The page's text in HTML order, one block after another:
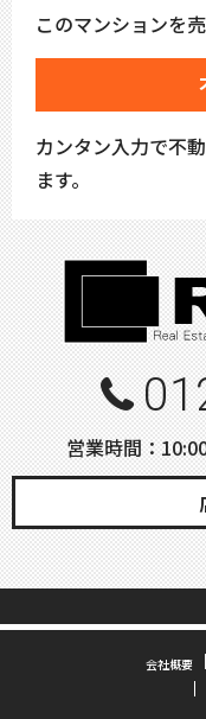
このマンションを
カンタン入力で不
ます。
営業時間：
会社概要